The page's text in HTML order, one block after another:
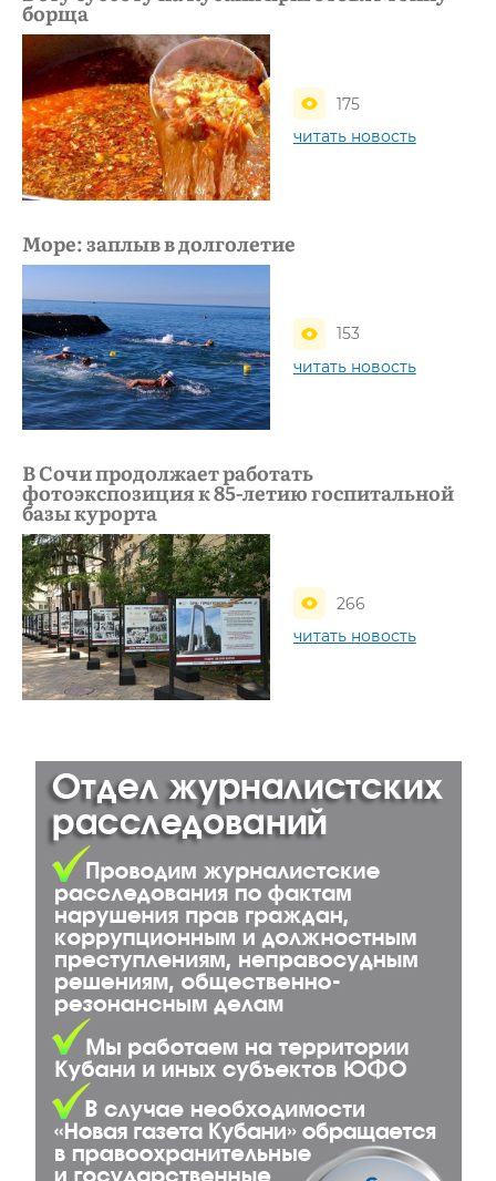
борща
175
читать новость
Море: заплыв в долголетие
153
читать новость
В Сочи продолжает работать
фотоэкспозиция к 85-летию госпитальной
базы курорта
266
читать новость